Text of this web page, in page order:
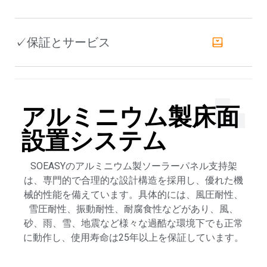
✓保証とサービス
アルミニウム製床面
設置システム
SOEASYのアルミニウム製ソーラーパネル支持架
は、専門的で合理的な設計構造を採用し、優れた機
械的性能を備えています。具体的には、風圧耐性、
雪圧耐性、振動耐性、耐腐食性などがあり、風、
砂、雨、雪、地震など様々な過酷な環境下でも正常
に動作し、使用寿命は25年以上を保証しています。